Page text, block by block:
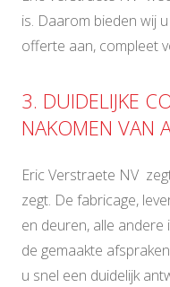
is. Daarom bieden wij
offerte aan, compleet
3. DUIDELIJKE
NAKOMEN VAN
Eric Verstraete NV
zegt. De fabricage,
en deuren, alle
de gemaakte
u snel een duidelijk